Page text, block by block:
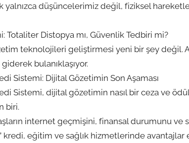
yalnızca düşüncelerimiz değil, fiziksel
Totaliter Distopya mı, Güvenlik Tedbiri mi?
teknolojileri geliştirmesi yeni bir şey değil.
bulanıklaşıyor.
Sistemi: Dijital Gözetimin Son Aşaması
Sistemi, dijital gözetimin nasıl bir ceza ve
biri.
internet geçmişini, finansal durumunu ve
kredi, eğitim ve sağlık hizmetlerinde avantajlar